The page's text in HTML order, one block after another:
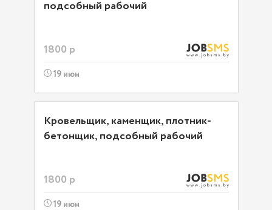
подсобный рабочий
1800 р
19 июн
Кровельщик, каменщик, плотник-
бетонщик, подсобный рабочий
1800 р
19 июн